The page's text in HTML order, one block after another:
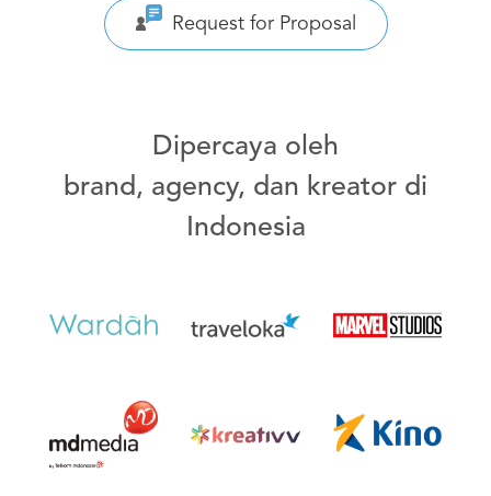
Request for Proposal
Dipercaya oleh
brand, agency, dan kreator di
Indonesia